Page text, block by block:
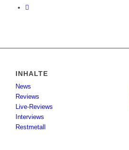
INHALTE
News
Reviews
Live-Reviews
Interviews
Restmetall